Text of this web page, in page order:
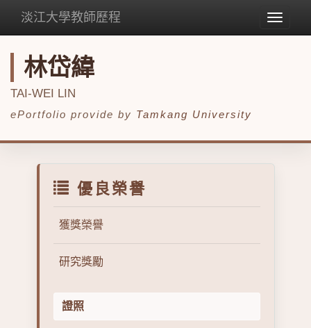
Toggle
淡江大學教師歷程
林岱緯
TAI-WEI LIN
ePortfolio provide by Tamkang University
優良榮譽
獲獎榮譽
研究獎勵
證照